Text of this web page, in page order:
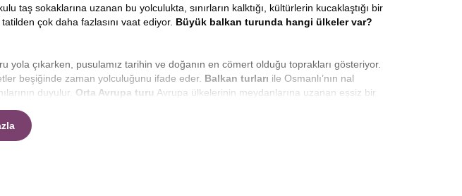
taş sokaklarına uzanan bu yolculukta, sınırların kalktığı, kültürlerin kucaklaştığı bir
çok daha fazlasını vaat ediyor. Büyük balkan turunda hangi ülkeler var?
yola çıkarken, pusulamız tarihin ve doğanın en cömert olduğu toprakları gösteriyor.
beşiğinde zaman yolculuğunu ifade eder. Balkan turları ile Osmanlı’nın nal
duyulur. Orta Avrupa turu Avrupa ülkelerinin meydanlarına uzanan eşsiz bir
rota ile zamanı genişletmek mümkündür.
her durağın hakkının verildiği bir deneyimdir. İstanbul’dan hareketle